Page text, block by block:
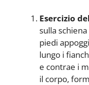
Esercizio
sulla
piedi
lungo i
e contrae i
il corpo,